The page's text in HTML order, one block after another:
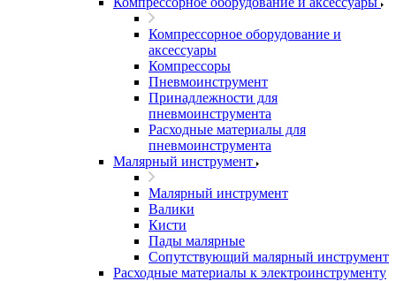
Компрессорное оборудование и
аксессуары
Компрессоры
Пневмоинструмент
Принадлежности для
пневмоинструмента
Расходные материалы для
пневмоинструмента
Малярный инструмент
Малярный инструмент
Валики
Кисти
Пады малярные
Сопутствующий малярный инструмент
Расходные материалы к электроинструменту